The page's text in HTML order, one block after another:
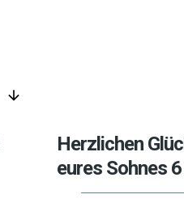
arrow_downward
Herzlichen
eures Sohnes 6